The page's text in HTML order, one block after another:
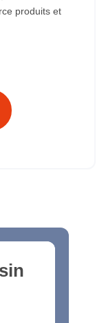
produits et